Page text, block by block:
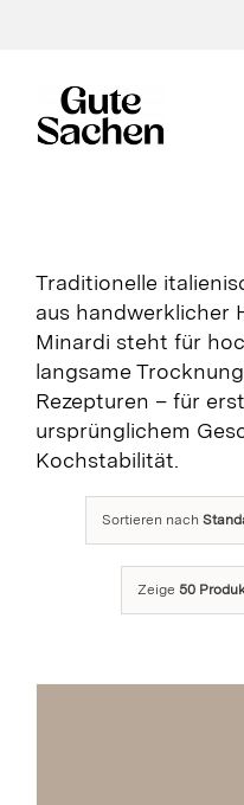
Traditionelle
aus handwerklicher
Minardi steht für
langsame
Rezepturen – für
ursprünglichem
Kochstabilität.
Sortieren nach
Zeige 50